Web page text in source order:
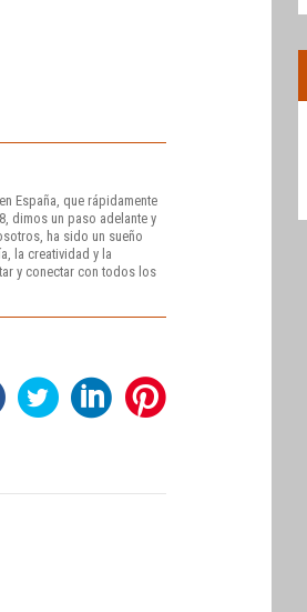
España, que rápidamente
dimos un paso adelante y
ha sido un sueño
la creatividad y la
y conectar con todos los